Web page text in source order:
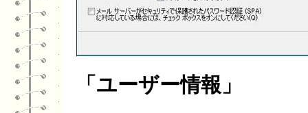
「ユーザー情報」